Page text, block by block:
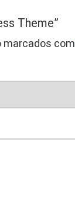
Theme”
marcados com